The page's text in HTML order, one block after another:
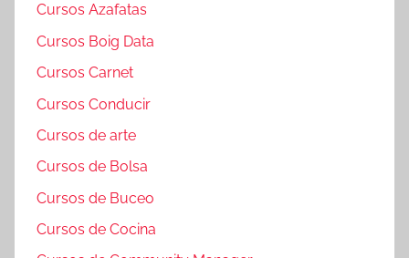
Cursos Azafatas
Cursos Boig Data
Cursos Carnet
Cursos Conducir
Cursos de arte
Cursos de Bolsa
Cursos de Buceo
Cursos de Cocina